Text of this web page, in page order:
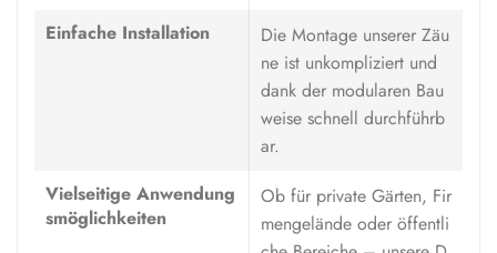
Einfache Installation
Die Montage unserer Zäu
ne ist unkompliziert und
dank der modularen Bau
weise schnell durchführb
ar.
Vielseitige Anwendung
smöglichkeiten
Ob für private Gärten, Fir
mengelände oder öffentli